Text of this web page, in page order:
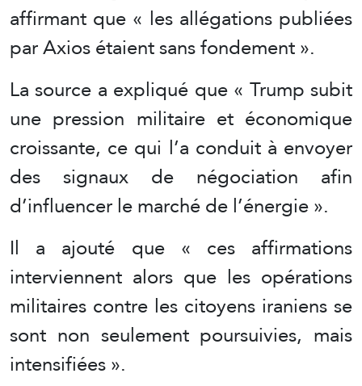
affirmant que « les allégations publiées
par Axios étaient sans fondement ».
La source a expliqué que « Trump subit
une pression militaire et économique
croissante, ce qui l’a conduit à envoyer
des signaux de négociation afin
d’influencer le marché de l’énergie ».
Il a ajouté que « ces affirmations
interviennent alors que les opérations
militaires contre les citoyens iraniens se
sont non seulement poursuivies, mais
intensifiées ».